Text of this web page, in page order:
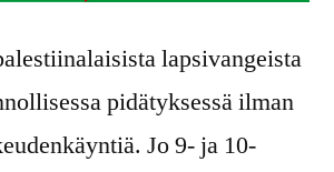
lapsivangeista
pidätyksessä ilman
Jo 9- ja 10-